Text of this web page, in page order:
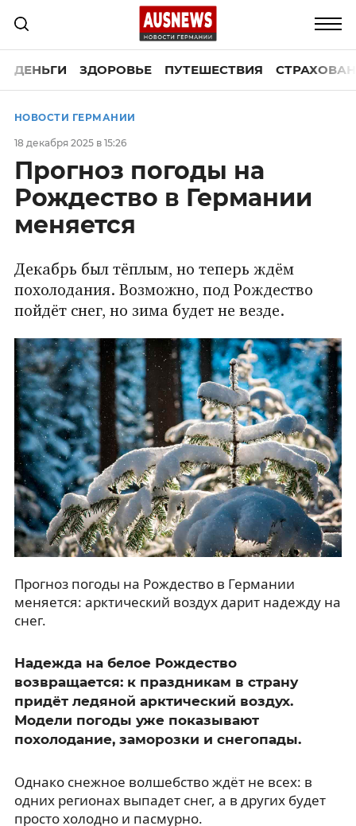
ДЕНЬГИ ЗДОРОВЬЕ ПУТЕШЕСТВИЯ
НОВОСТИ ГЕРМАНИИ
18 декабря 2025 в 15:26
Прогноз погоды на
Рождество в Германии
меняется
Декабрь был тёплым, но теперь ждём
похолодания. Возможно, под Рождество
пойдёт снег, но зима будет не везде.
Прогноз погоды на Рождество в Германии
меняется: арктический воздух дарит надежду на
снег.
Надежда на белое Рождество
возвращается: к праздникам в страну
придёт ледяной арктический воздух.
Модели погоды уже показывают
похолодание, заморозки и снегопады.
Однако снежное волшебство ждёт не всех: в
одних регионах выпадет снег, а в других будет
просто холодно и пасмурно.